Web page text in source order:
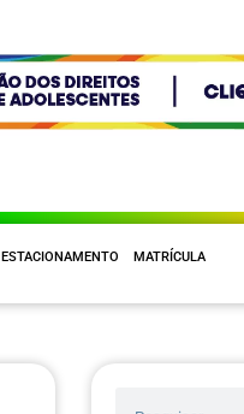
ESTACIONAMENTO MATRÍCULA